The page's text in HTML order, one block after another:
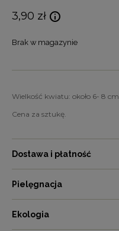
3,90 zł
Brak w magazynie
Wielkość kwiatu: około 6- 8 cm
Cena za sztukę.
Dostawa i płatność
Pielęgnacja
Ekologia